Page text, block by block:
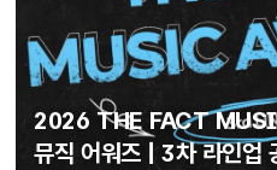
2026 THE FACT
뮤직 어워즈 | 3차 라인업